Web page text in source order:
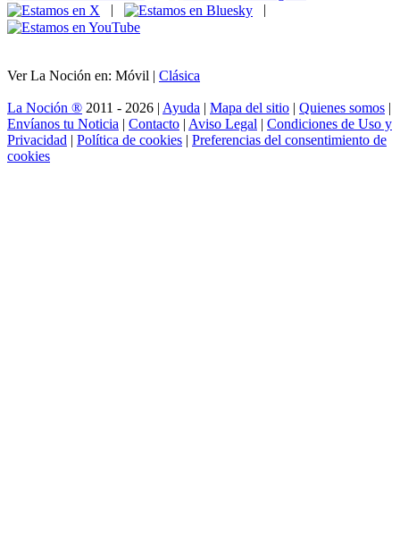
|
|
Ver La Noción en: Móvil | Clásica
La Noción ® 2011 - 2026 | Ayuda | Mapa del sitio | Quienes somos |
Envíanos tu Noticia | Contacto | Aviso Legal | Condiciones de Uso y
Privacidad | Política de cookies | Preferencias del consentimiento de
cookies